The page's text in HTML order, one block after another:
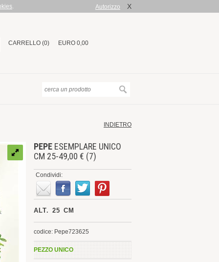
. Autorizzo X
CARRELLO (0) EURO 0,00
INDIETRO
PEPE ESEMPLARE UNICO
CM 25-49,00 € (7)
Condividi:
ALT. 25 CM
codice: Pepe723625
PEZZO UNICO